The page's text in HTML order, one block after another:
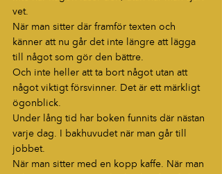
vet.
När man sitter där framför texten och
känner att nu går det inte längre att lägga
till något som gör den bättre.
Och inte heller att ta bort något utan att
något viktigt försvinner. Det är ett märkligt
ögonblick.
Under lång tid har boken funnits där nästan
varje dag. I bakhuvudet när man går till
jobbet.
När man sitter med en kopp kaffe. När man